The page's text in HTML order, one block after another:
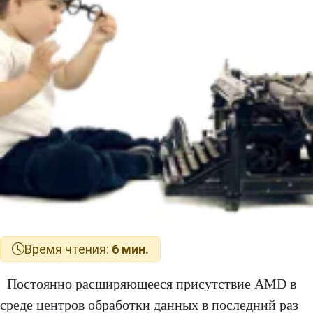
Время чтения: 6 мин.
Постоянно расширяющееся присутствие AMD в
среде центров обработки данных в последний раз